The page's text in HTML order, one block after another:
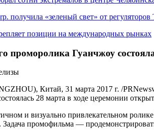
получила «зеленый свет» от
позиции на международных рынках
проморолика Гуанчжоу
Китай, 31 марта 2017 г. /
28 марта в ходе церемонии
и визуально привлекательном
Задача промофильма —